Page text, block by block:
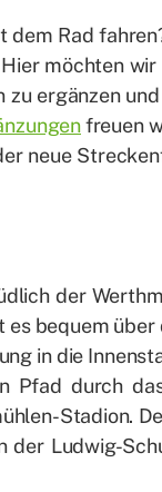
dem Rad
möch­ten
zu er­gän­zen
freu­en
neue
der
es be­quem
in die
Pfad durch
Sta­di­on.
Lud­wig-